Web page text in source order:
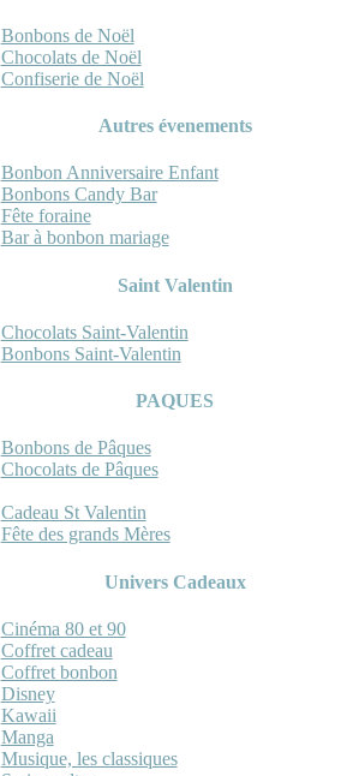
Bonbons de Noël
Chocolats de Noël
Confiserie de Noël
Autres évenements
Bonbon Anniversaire Enfant
Bonbons Candy Bar
Fête foraine
Bar à bonbon mariage
Saint Valentin
Chocolats Saint-Valentin
Bonbons Saint-Valentin
PAQUES
Bonbons de Pâques
Chocolats de Pâques
Cadeau St Valentin
Fête des grands Mères
Univers Cadeaux
Cinéma 80 et 90
Coffret cadeau
Coffret bonbon
Disney
Kawaii
Manga
Musique, les classiques